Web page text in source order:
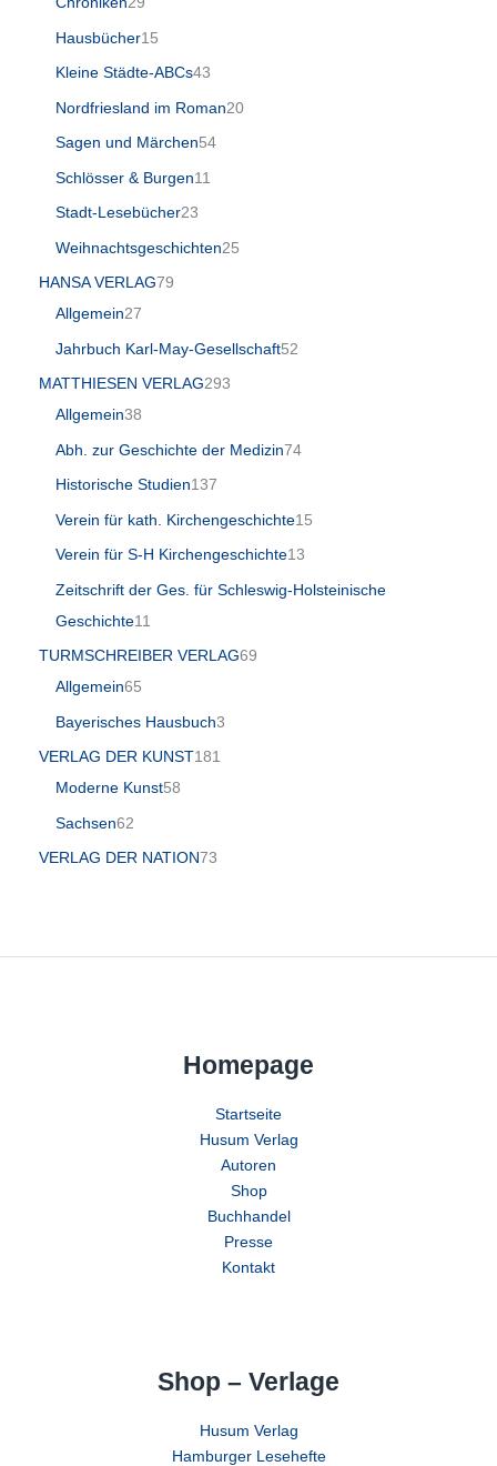
Hausbücher15
Kleine Städte-ABCs43
Nordfriesland im Roman20
Sagen und Märchen54
Schlösser & Burgen11
Stadt-Lesebücher23
Weihnachtsgeschichten25
HANSA VERLAG79
Allgemein27
Jahrbuch Karl-May-Gesellschaft52
MATTHIESEN VERLAG293
Allgemein38
Abh. zur Geschichte der Medizin74
Historische Studien137
Verein für kath. Kirchengeschichte15
Verein für S-H Kirchengeschichte13
Zeitschrift der Ges. für Schleswig-Holsteinische
Geschichte11
TURMSCHREIBER VERLAG69
Allgemein65
Bayerisches Hausbuch3
VERLAG DER KUNST181
Moderne Kunst58
Sachsen62
VERLAG DER NATION73
Homepage
Startseite
Husum Verlag
Autoren
Shop
Buchhandel
Presse
Kontakt
Shop – Verlage
Husum Verlag
Hamburger Lesehefte